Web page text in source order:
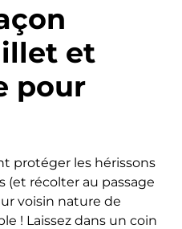
et
pour
protéger les hérissons
(et récolter au passage
voisin nature de
! Laissez dans un coin